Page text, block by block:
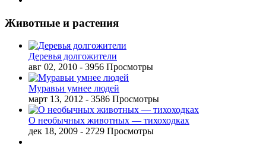
Животные и растения
Деревья долгожители
авг 02, 2010 - 3956 Просмотры
Муравьи умнее людей
март 13, 2012 - 3586 Просмотры
О необычных животных — тихоходках
дек 18, 2009 - 2729 Просмотры